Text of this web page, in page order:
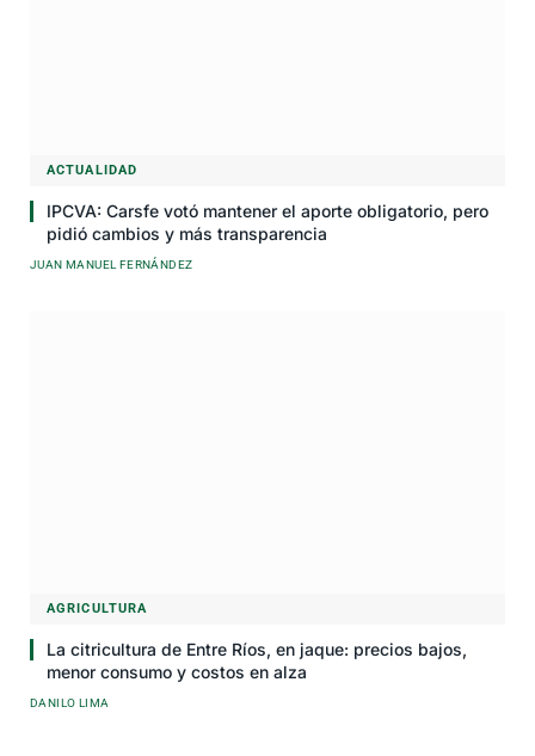
ACTUALIDAD
IPCVA: Carsfe votó mantener el aporte obligatorio, pero
pidió cambios y más transparencia
JUAN MANUEL FERNÁNDEZ
AGRICULTURA
La citricultura de Entre Ríos, en jaque: precios bajos,
menor consumo y costos en alza
DANILO LIMA